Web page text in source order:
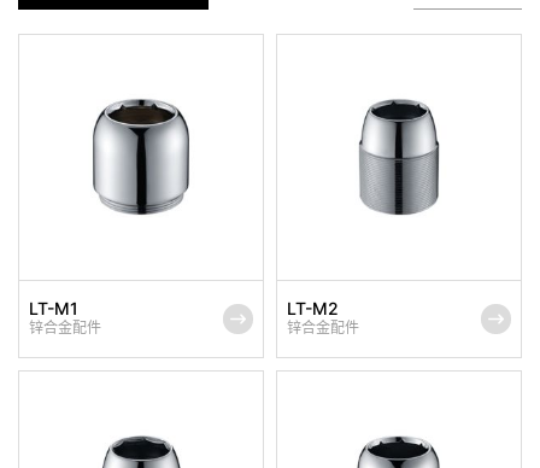
LT-M1
锌合金配件
LT-M2
锌合金配件